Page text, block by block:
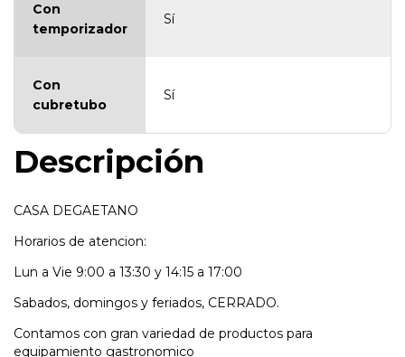
Con
temporizador
Sí
Con
cubretubo
Sí
Descripción
CASA DEGAETANO
Horarios de atencion:
Lun a Vie 9:00 a 13:30 y 14:15 a 17:00
Sabados, domingos y feriados, CERRADO.
Contamos con gran variedad de productos para
equipamiento gastronomico